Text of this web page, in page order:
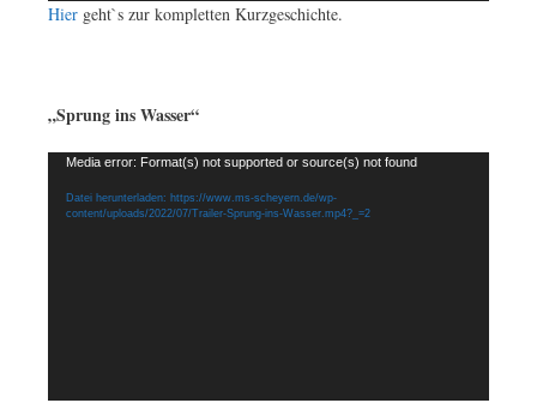
Hier geht`s zur kompletten Kurzgeschichte.
„Sprung ins Wasser“
Video-
Player
Media error: Format(s) not supported or source(s) not found
Datei herunterladen: https://www.ms-scheyern.de/wp-
content/uploads/2022/07/Trailer-Sprung-ins-Wasser.mp4?_=2